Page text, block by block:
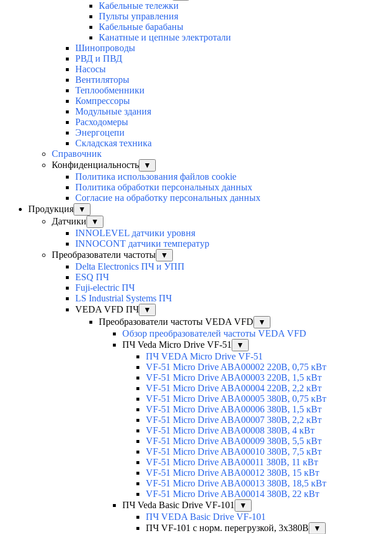
Кабельные тележки
Пульты управления
Кабельные барабаны
Канатные и цепные электротали
Шинопроводы
РВД и ПВД
Насосы
Вентиляторы
Теплообменники
Компрессоры
Модульные здания
Расходомеры
Энергоцепи
Складская техника
Справочник
Конфиденциальность
▼
Политика использования файлов cookie
Политика обработки персональных данных
Согласие на обработку персональных данных
Продукция
▼
Датчики ▼
INNOLEVEL датчики уровня
INNOCONT датчики температур
Преобразователи частоты
▼
Delta Electronics ПЧ и УПП
ESQ ПЧ
Fuji-electric ПЧ
LS Industrial Systems ПЧ
VEDA VFD ПЧ
▼
Преобразователи частоты VEDA VFD ▼
Обзор преобразователей частоты VEDA VFD
ПЧ Veda Micro Drive VF-51
▼
ПЧ VEDA Micro Drive VF-51
VF-51 Micro Drive ABA00002 220В, 0,75 кВт
VF-51 Micro Drive ABA00003 220В, 1,5 кВт
VF-51 Micro Drive ABA00004 220В, 2,2 кВт
VF-51 Micro Drive ABA00005 380В, 0,75 кВт
VF-51 Micro Drive ABA00006 380В, 1,5 кВт
VF-51 Micro Drive ABA00007 380В, 2,2 кВт
VF-51 Micro Drive ABA00008 380В, 4 кВт
VF-51 Micro Drive ABA00009 380В, 5,5 кВт
VF-51 Micro Drive ABA00010 380В, 7,5 кВт
VF-51 Micro Drive ABA00011 380В, 11 кВт
VF-51 Micro Drive ABA00012 380В, 15 кВт
VF-51 Micro Drive ABA00013 380В, 18,5 кВт
VF-51 Micro Drive ABA00014 380В, 22 кВт
ПЧ Veda Basic Drive VF-101
▼
ПЧ VEDA Basic Drive VF-101
ПЧ VF-101 с норм. перегрузкой, 3х380В
▼